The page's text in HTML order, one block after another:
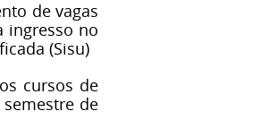
de vagas
ingresso no
(Sisu)
cursos de
de